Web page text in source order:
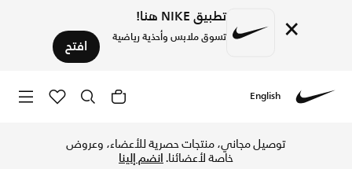
× تطبيق NIKE هنا!
تسوق ملابس وأحذية رياضية افتح
English
توصيل مجاني، منتجات حصرية للأعضاء، وعروض
خاصة لأعضائنا.انضم إلينا